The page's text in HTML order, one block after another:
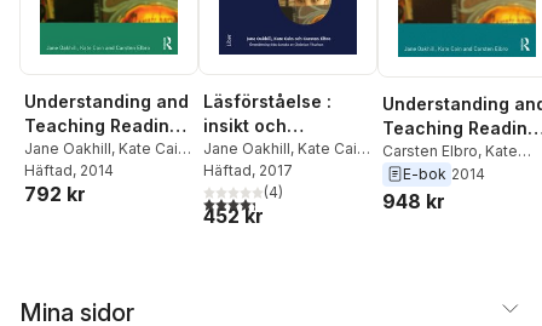
Understanding and
Teaching Reading
Comprehension
Jane Oakhill, Kate Cain ,
Carsten Elbro
Häftad, 2014
792 kr
Läsförståelse :
insikt och
undervisning
Jane Oakhill, Kate Cain ,
Carsten Elbro
Häftad, 2017
4,3utav 5 stjärnor. Totalt antal röster:
(4)
452 kr
Understanding
Teaching Reading
Comprehension
Carsten Elbro, Kate
Cain,Jane Oakhill
E-bok 2014
948 kr
Mina sidor